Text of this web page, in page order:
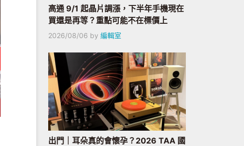
高通 9/1 起晶片調漲，下半年手機現在
買還是再等？重點可能不在標價上
2026/08/06 by 編輯室
出門｜耳朵真的會懷孕？2026 TAA 國